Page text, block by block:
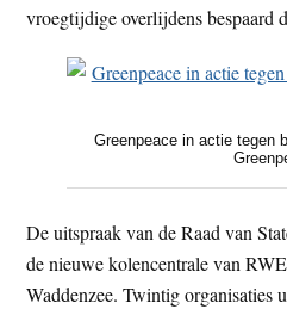
vroegtijdige overlijdens bespaard
Greenpeace in actie tegen
De uitspraak van de Raad van
de nieuwe kolencentrale van
Waddenzee. Twintig organisaties